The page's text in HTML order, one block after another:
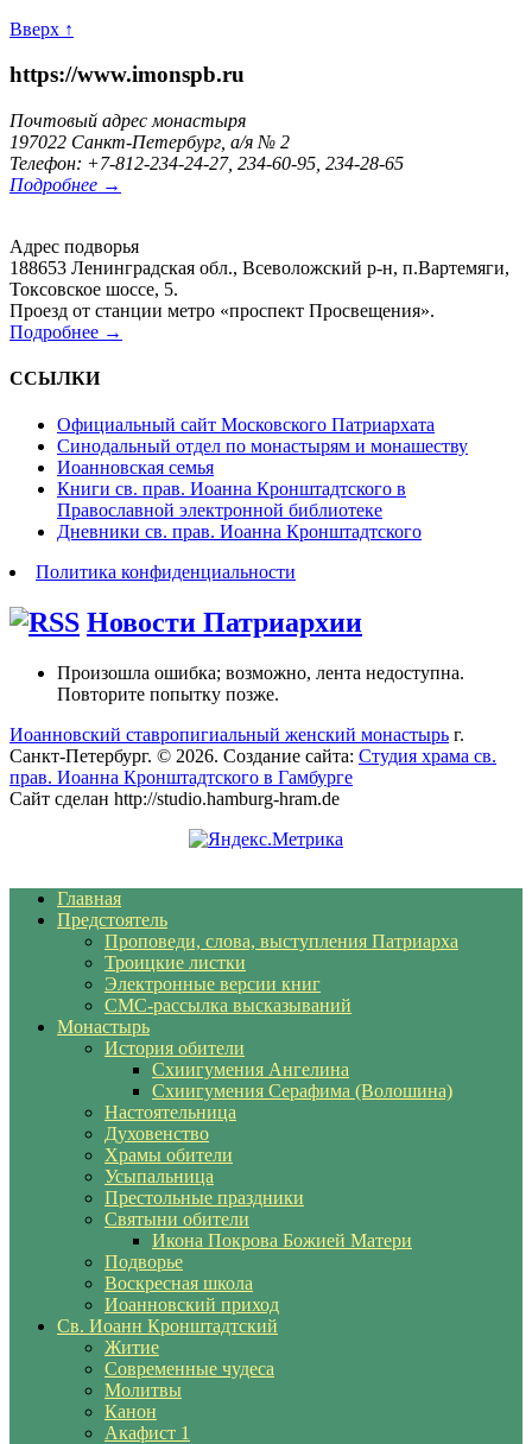
Вверх ↑
https://www.imonspb.ru
Почтовый адрес монастыря
197022 Санкт-Петербург, а/я № 2
Телефон: +7-812-234-24-27, 234-60-95, 234-28-65
Подробнее →
Адрес подворья
188653 Ленинградская обл., Всеволожский р-н, п.Вартемяги,
Токсовское шоссе, 5.
Проезд от станции метро «проспект Просвещения».
Подробнее →
ССЫЛКИ
Официальный сайт Московского Патриархата
Синодальный отдел по монастырям и монашеству
Иоанновская семья
Книги св. прав. Иоанна Кронштадтского в
Православной электронной библиотеке
Дневники св. прав. Иоанна Кронштадтского
Политика конфиденциальности
Новости Патриархии
Произошла ошибка; возможно, лента недоступна.
Повторите попытку позже.
Иоанновский ставропигиальный женский монастырь г.
Санкт-Петербург. © 2026. Создание сайта: Студия храма св.
прав. Иоанна Кронштадтского в Гамбурге
Сайт сделан http://studio.hamburg-hram.de
Главная
Предстоятель
Проповеди, слова, выступления Патриарха
Троицкие листки
Электронные версии книг
СМС-рассылка высказываний
Монастырь
История обители
Схиигумения Ангелина
Схиигумения Серафима (Волошина)
Настоятельница
Духовенство
Храмы обители
Усыпальница
Престольные праздники
Святыни обители
Икона Покрова Божией Матери
Подворье
Воскресная школа
Иоанновский приход
Св. Иоанн Кронштадтский
Житие
Современные чудеса
Молитвы
Канон
Акафист 1